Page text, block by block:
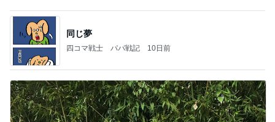
同じ夢
四コマ戦士 パパ戦記 10日前